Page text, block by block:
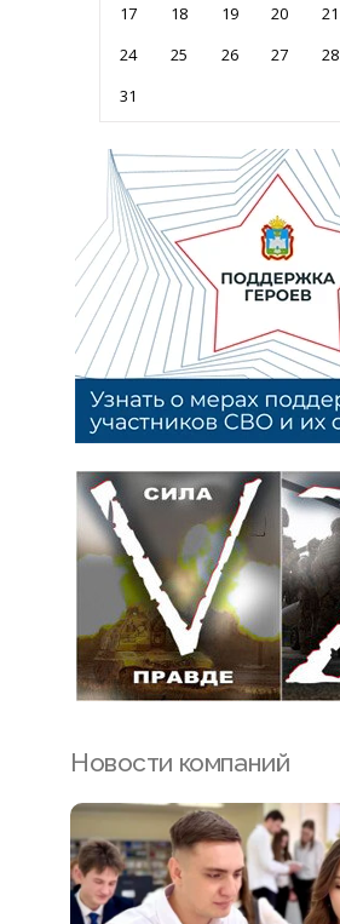
17
18 19 20 21
24
25 26 27 28
31
Новости компаний